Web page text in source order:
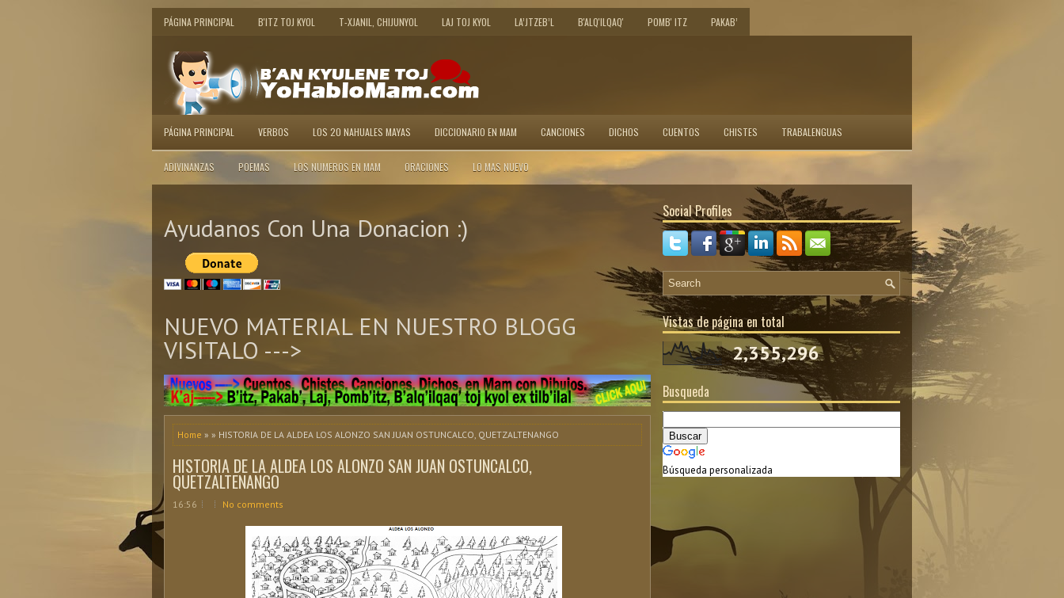
PÁGINA PRINCIPAL B'ITZ TOJ KYOL T-XJANIL, CHIJUNYOL LAJ TOJ KYOL LA’JTZEB’L B'ALQ'ILQAQ' POMB' ITZ PAKAB’
PÁGINA PRINCIPAL VERBOS LOS 20 NAHUALES MAYAS DICCIONARIO EN MAM CANCIONES DICHOS CUENTOS CHISTES TRABALENGUAS
ADIVINANZAS POEMAS LOS NUMEROS EN MAM ORACIONES LO MAS NUEVO
Ayudanos Con Una Donacion :)
NUEVO MATERIAL EN NUESTRO BLOGG
VISITALO --->
Home » » HISTORIA DE LA ALDEA LOS ALONZO SAN JUAN OSTUNCALCO, QUETZALTENANGO
HISTORIA DE LA ALDEA LOS ALONZO SAN JUAN OSTUNCALCO,
QUETZALTENANGO
16:56 No comments
Social Profiles
Vistas de página en total
2,355,296
Busqueda
Búsqueda personalizada